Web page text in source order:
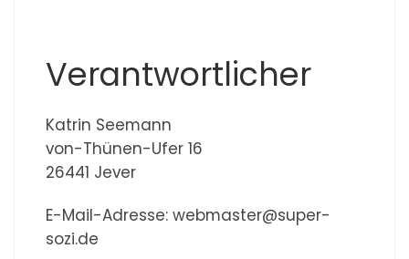
Verantwortlicher
Katrin Seemann
von-Thünen-Ufer 16
26441 Jever
E-Mail-Adresse: webmaster@super-
sozi.de